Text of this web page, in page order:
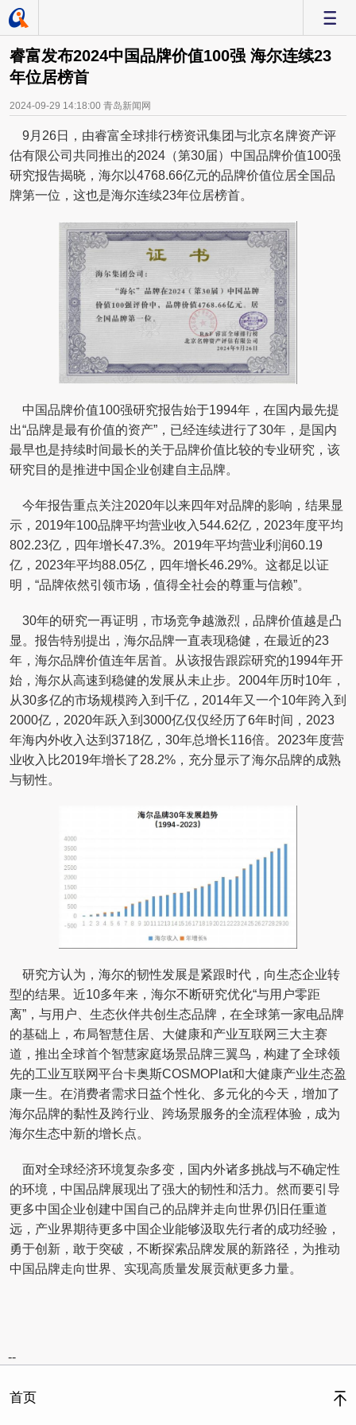
睿富发布2024中国品牌价值100强 海尔连续23
年位居榜首
2024-09-29 14:18:00 青岛新闻网
9月26日，由睿富全球排行榜资讯集团与北京名牌资产评
估有限公司共同推出的2024（第30届）中国品牌价值100强
研究报告揭晓，海尔以4768.66亿元的品牌价值位居全国品
牌第一位，这也是海尔连续23年位居榜首。
中国品牌价值100强研究报告始于1994年，在国内最先提
出“品牌是最有价值的资产”，已经连续进行了30年，是国内
最早也是持续时间最长的关于品牌价值比较的专业研究，该
研究目的是推进中国企业创建自主品牌。
今年报告重点关注2020年以来四年对品牌的影响，结果显
示，2019年100品牌平均营业收入544.62亿，2023年度平均
802.23亿，四年增长47.3%。2019年平均营业利润60.19
亿，2023年平均88.05亿，四年增长46.29%。这都足以证
明，“品牌依然引领市场，值得全社会的尊重与信赖”。
30年的研究一再证明，市场竞争越激烈，品牌价值越是凸
显。报告特别提出，海尔品牌一直表现稳健，在最近的23
年，海尔品牌价值连年居首。从该报告跟踪研究的1994年开
始，海尔从高速到稳健的发展从未止步。2004年历时10年，
从30多亿的市场规模跨入到千亿，2014年又一个10年跨入到
2000亿，2020年跃入到3000亿仅仅经历了6年时间，2023
年海内外收入达到3718亿，30年总增长116倍。2023年度营
业收入比2019年增长了28.2%，充分显示了海尔品牌的成熟
与韧性。
研究方认为，海尔的韧性发展是紧跟时代，向生态企业转
型的结果。近10多年来，海尔不断研究优化“与用户零距
离”，与用户、生态伙伴共创生态品牌，在全球第一家电品牌
的基础上，布局智慧住居、大健康和产业互联网三大主赛
道，推出全球首个智慧家庭场景品牌三翼鸟，构建了全球领
先的工业互联网平台卡奥斯COSMOPlat和大健康产业生态盈
康一生。在消费者需求日益个性化、多元化的今天，增加了
海尔品牌的黏性及跨行业、跨场景服务的全流程体验，成为
海尔生态中新的增长点。
面对全球经济环境复杂多变，国内外诸多挑战与不确定性
的环境，中国品牌展现出了强大的韧性和活力。然而要引导
更多中国企业创建中国自己的品牌并走向世界仍旧任重道
远，产业界期待更多中国企业能够汲取先行者的成功经验，
勇于创新，敢于突破，不断探索品牌发展的新路径，为推动
中国品牌走向世界、实现高质量发展贡献更多力量。
--
首页